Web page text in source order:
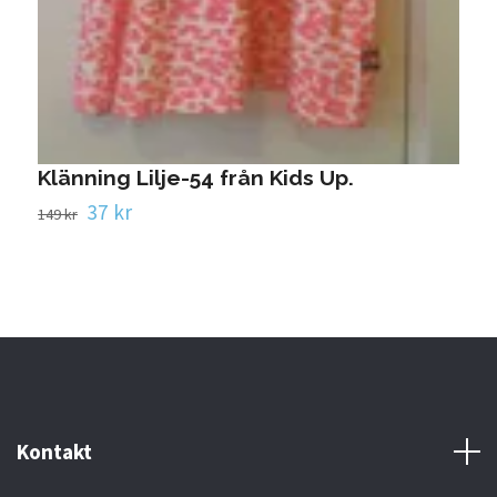
Klänning Lilje-54 från Kids Up.
149 kr 37 kr
Kontakt